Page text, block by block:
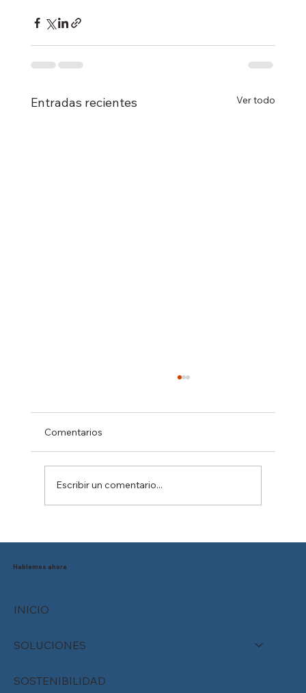
Entradas recientes Ver todo
Comentarios
Escribir un comentario...
INICIO
SOLUCIONES
SOSTENIBILIDAD
Hablemos ahora